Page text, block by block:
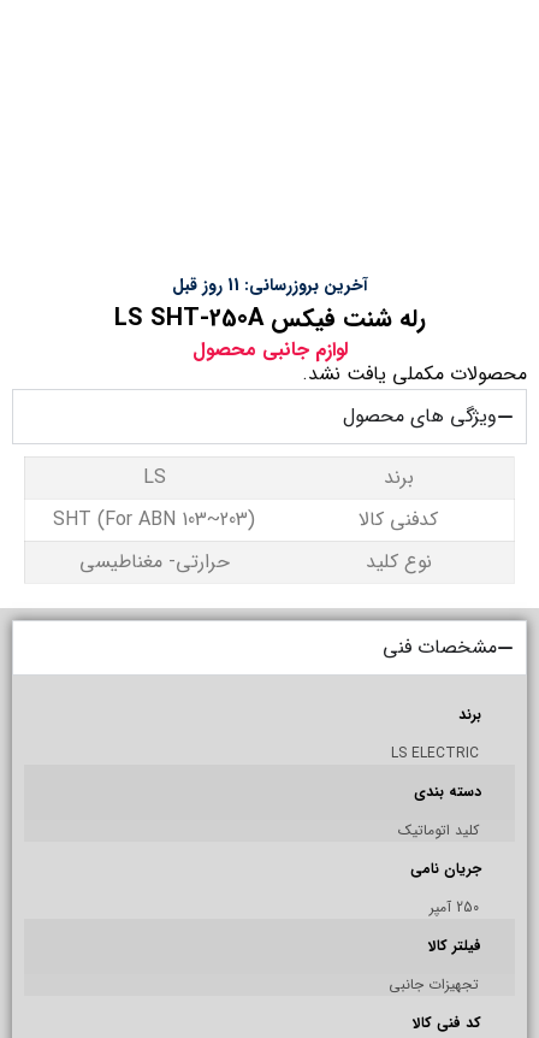
آخرین بروزرسانی: 11 روز قبل
رله شنت فیکس LS SHT-250A
لوازم جانبی محصول
محصولات مکملی یافت نشد.
ویژگی های محصول
برند
LS
کدفنی کالا
SHT (For ABN 103~203)
نوع کلید
حرارتی- مغناطیسی
مشخصات فنی
برند
LS ELECTRIC
دسته بندی
کلید اتوماتیک
جریان نامی
250 آمپر
فیلتر کالا
تجهیزات جانبی
کد فنی کالا